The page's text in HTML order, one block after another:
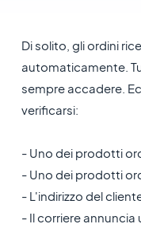
Di solito, gli ordini
automaticamente.
sempre accadere.
verificarsi:
- Uno dei prodotti
- Uno dei prodotti
- L'indirizzo del
- Il corriere